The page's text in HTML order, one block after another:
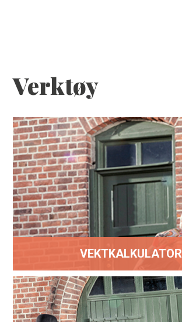
VERKTØY
ARBEIDER
ANSATTE
KONTAKT OSS
OM OSS
Verktøy
VEKTKALKULATOR